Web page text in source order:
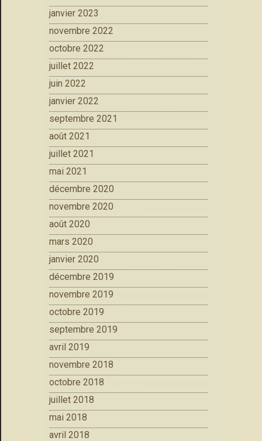
janvier 2023
novembre 2022
octobre 2022
juillet 2022
juin 2022
janvier 2022
septembre 2021
août 2021
juillet 2021
mai 2021
décembre 2020
novembre 2020
août 2020
mars 2020
janvier 2020
décembre 2019
novembre 2019
octobre 2019
septembre 2019
avril 2019
novembre 2018
octobre 2018
juillet 2018
mai 2018
avril 2018